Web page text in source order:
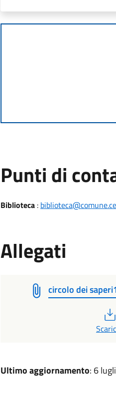
Punti di
Biblioteca:
Allegati
circolo dei
Ultimo aggiornamento: 6